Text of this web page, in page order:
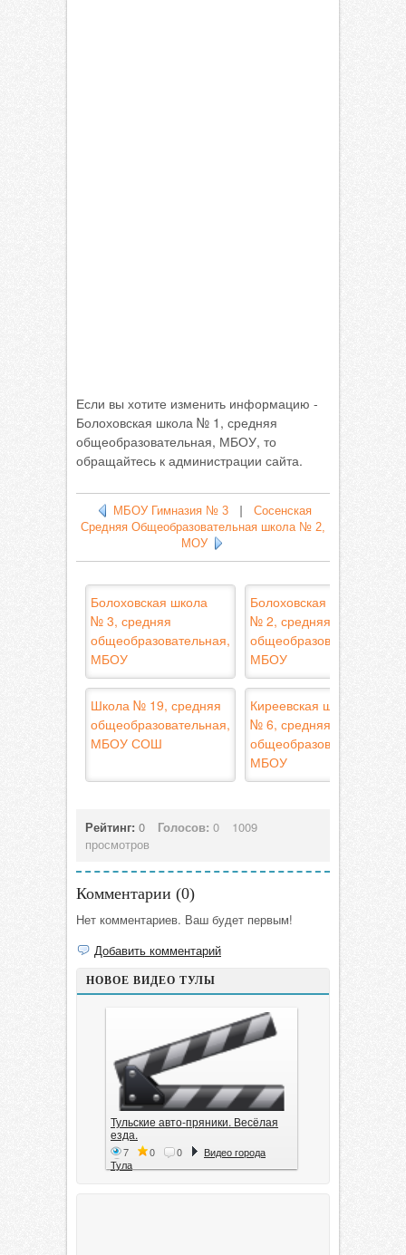
Если вы хотите изменить информацию -
Болоховская школа № 1, средняя
общеобразовательная, МБОУ, то
обращайтесь к администрации сайта.
МБОУ Гимназия № 3| Сосенская
Средняя Общеобразовательная школа № 2,
МОУ
Болоховская школа
№ 3, средняя
общеобразовательная,
МБОУ
Болоховская школа
№ 2, средняя
общеобразовательная,
МБОУ
Школа № 19, средняя
общеобразовательная,
МБОУ СОШ
Киреевская школа
№ 6, средняя
общеобразовательная,
МБОУ
Рейтинг: 0 Голосов: 0
1009
просмотров
Комментарии (0)
Нет комментариев. Ваш будет первым!
Добавить комментарий
НОВОЕ ВИДЕО ТУЛЫ
Тульские авто-пряники. Весёлая
езда.
7 0 0
Видео города
Тула